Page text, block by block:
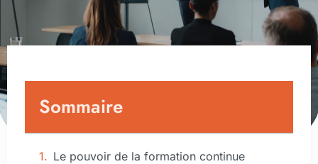
Sommaire
Le pouvoir de la formation continue